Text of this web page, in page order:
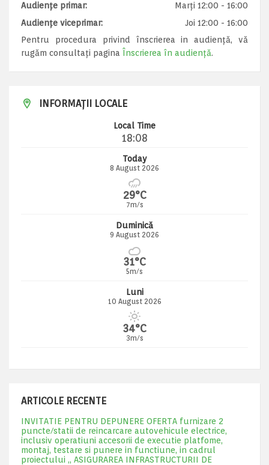
Audiențe primar:
Marți 12:00 - 16:00
Audiențe viceprimar:
Joi 12:00 - 16:00
Pentru procedura privind înscrierea in audiență, vă
rugăm consultați pagina Înscrierea în audiență.
INFORMAȚII LOCALE
Local Time
18:08
Today
8 August 2026
29°C
7m/s
Duminică
9 August 2026
31°C
5m/s
Luni
10 August 2026
34°C
3m/s
ARTICOLE RECENTE
INVITATIE PENTRU DEPUNERE OFERTA furnizare 2
puncte/statii de reincarcare autovehicule electrice,
inclusiv operatiuni accesorii de executie platfome,
montaj, testare si punere in functiune, in cadrul
proiectului „ ASIGURAREA INFRASTRUCTURII DE